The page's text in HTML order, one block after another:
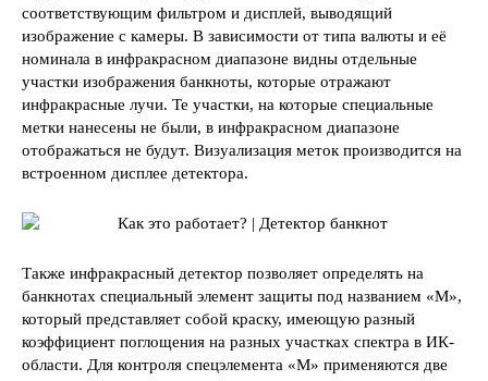
соответствующим фильтром и дисплей, выводящий
изображение с камеры. В зависимости от типа валюты и её
номинала в инфракрасном диапазоне видны отдельные
участки изображения банкноты, которые отражают
инфракрасные лучи. Те участки, на которые специальные
метки нанесены не были, в инфракрасном диапазоне
отображаться не будут. Визуализация меток производится на
встроенном дисплее детектора.
Также инфракрасный детектор позволяет определять на
банкнотах специальный элемент защиты под названием «М»,
который представляет собой краску, имеющую разный
коэффициент поглощения на разных участках спектра в ИК-
области. Для контроля спецэлемента «М» применяются две